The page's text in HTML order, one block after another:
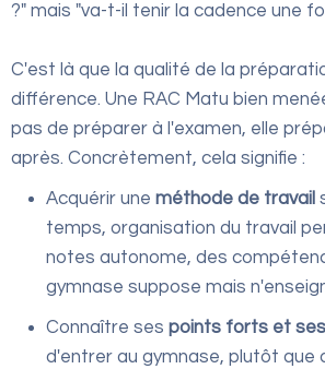
?" mais "va-t-il tenir la cadence une
C'est là que la qualité de la
différence. Une RAC Matu bien
pas de préparer à l'examen, elle
après. Concrètement, cela signifie :
Acquérir une méthode de travail
temps, organisation du travail
notes autonome, des
gymnase suppose mais
Connaître ses points forts et
d'entrer au gymnase, plutôt que